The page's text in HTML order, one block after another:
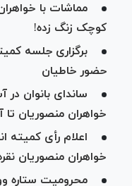
مماشات با
کوچک زنگ زده!
برگزاری جلسه
حضور خاطیان
ساندای بانوان
خواهران منصوریان
اعلام رأی کمیته
خواهران منصوریان
محرومیت ستاره